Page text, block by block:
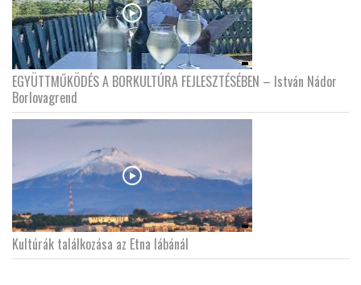
EGYÜTTMŰKÖDÉS A BORKULTÚRA FEJLESZTÉSÉBEN – István Nádor
Borlovagrend
Kultúrák találkozása az Etna lábánál